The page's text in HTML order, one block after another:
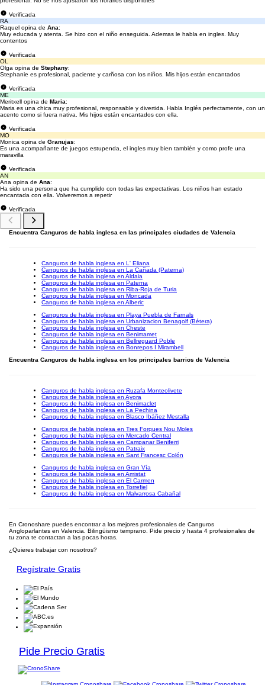
Verificada
RA
Raquel opina de Ana:
Muy educada y atenta. Se hizo con el niño enseguida. Ademas le habla en ingles. Muy
contentos
Verificada
OL
Olga opina de Stephany:
Stephanie es profesional, paciente y carñosa con los niños. Mis hijos están encantados
Verificada
ME
Meritxell opina de Maria:
Maria es una chica muy profesional, responsable y divertida. Habla Inglés perfectamente, con un
acento como si fuera nativa. Mis hijos están encantados con ella.
Verificada
MO
Monica opina de Granujas:
Es una acompañante de juegos estupenda, el ingles muy bien también y como profe una
maravilla
Verificada
AN
Ana opina de Ana:
Ha sido una persona que ha cumplido con todas las expectativas. Los niños han estado
encantada con ella. Volveremos a repetir
Verificada
Encuentra Canguros de habla inglesa en las principales ciudades de Valencia
Canguros de habla inglesa en L' Eliana
Canguros de habla inglesa en La Cañada (Paterna)
Canguros de habla inglesa en Aldaia
Canguros de habla inglesa en Paterna
Canguros de habla inglesa en Riba-Roja de Turia
Canguros de habla inglesa en Moncada
Canguros de habla inglesa en Alberic
Canguros de habla inglesa en Playa Puebla de Farnals
Canguros de habla inglesa en Urbanizacion Benagolf (Bétera)
Canguros de habla inglesa en Cheste
Canguros de habla inglesa en Benimamet
Canguros de habla inglesa en Bellreguard Poble
Canguros de habla inglesa en Bonrepos I Mirambell
Encuentra Canguros de habla inglesa en los principales barrios de Valencia
Canguros de habla inglesa en Ruzafa Monteolivete
Canguros de habla inglesa en Ayora
Canguros de habla inglesa en Benimaclet
Canguros de habla inglesa en La Pechina
Canguros de habla inglesa en Blasco Ibáñez Mestalla
Canguros de habla inglesa en Tres Forques Nou Moles
Canguros de habla inglesa en Mercado Central
Canguros de habla inglesa en Campanar Beniferri
Canguros de habla inglesa en Patraix
Canguros de habla inglesa en Sant Francesc Colón
Canguros de habla inglesa en Gran Vía
Canguros de habla inglesa en Amistat
Canguros de habla inglesa en El Carmen
Canguros de habla inglesa en Torrefiel
Canguros de habla inglesa en Malvarrosa Cabañal
En Cronoshare puedes encontrar a los mejores profesionales de Canguros
Angloparlantes en Valencia. Bilingüismo temprano. Pide precio y hasta 4 profesionales de
tu zona te contactan a las pocas horas.
¿Quieres trabajar con nosotros?
Regístrate Gratis
Pide Precio Gratis